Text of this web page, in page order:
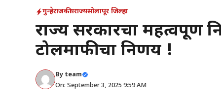
गुन्हेराजकीयराज्यसोलापूर जिल्हा
राज्य सरकारचा महत्वपूर्ण
टोलमाफीचा निर्णय !
By team
On: September 3, 2025 9:59 AM